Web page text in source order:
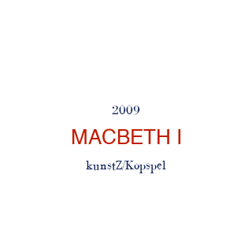
2009
kunstZ/Kopspel
MACBETH I